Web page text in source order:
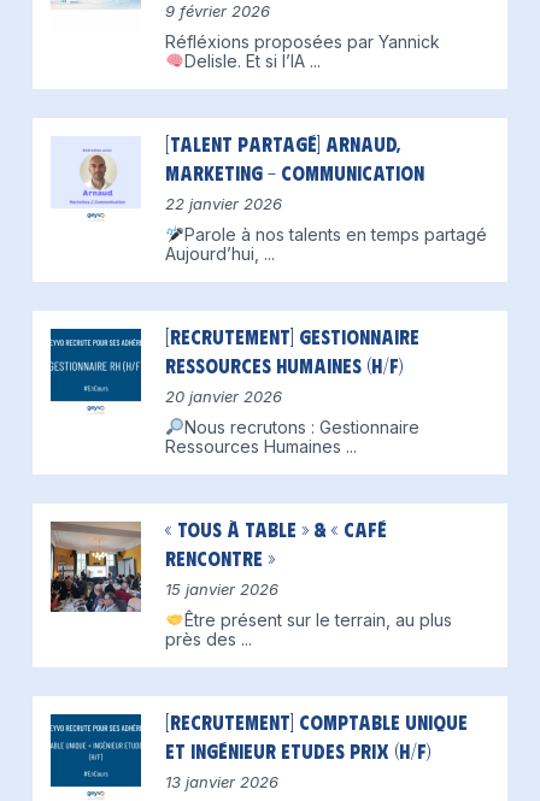
9 février 2026
Réfléxions proposées par Yannick
Delisle. Et si l’IA ...
[Talent partagé] Arnaud,
Marketing – Communication
22 janvier 2026
Parole à nos talents en temps partagé
Aujourd’hui, ...
[Recrutement] Gestionnaire
Ressources Humaines (H/F)
20 janvier 2026
Nous recrutons : Gestionnaire
Ressources Humaines ...
« Tous à table » & « Café
Rencontre »
15 janvier 2026
Être présent sur le terrain, au plus
près des ...
[Recrutement] Comptable unique
et Ingénieur Etudes Prix (H/F)
13 janvier 2026